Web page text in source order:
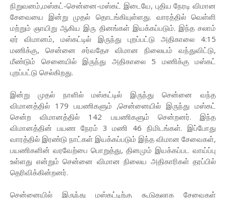
நிறுவனம்,மஸ்கட்-சென்னை-மஸ்கட் இடையே, புதிய நேரடி விமான
சேவையை இன்று முதல் தொடங்கியுள்ளது. வாரத்தில் வெள்ளி
மற்றும் ஞாயிறு ஆகிய இரு தினங்கள் இயக்கப்படும். இந்த சலாம்
ஏர் விமானம், மஸ்கட்டில் இருந்து புறப்பட்டு அதிகாலை 4:15
மணிக்கு, சென்னை சர்வதேச விமான நிலையம் வந்துவிட்டு,
மீண்டும் செனையில் இருந்து அதிகாலை 5 மணிக்கு மஸ்கட்
புறப்பட்டு செல்கிறது.
இன்று முதல் நாளில் மஸ்கட்டில் இருந்து சென்னை வந்த
விமானத்தில் 179 பயணிகளும் ,சென்னையில் இருந்து மஸ்கட்
சென்ற விமானத்தில் 142 பயணிகளும் சென்றனர். இந்த
விமானத்தின் பயண நேரம் 3 மணி 46 நிமிடங்கள். இப்போது
வாரத்தில் இரண்டு நாட்கள் இயக்கப்படும் இந்த விமான சேவைகள்,
பயணிகளின் வரவேற்பை பொறுத்து, தினமும் இயக்கப்பட வாய்ப்பு
உள்ளது என்றும் சென்னை விமான நிலைய அதிகாரிகள் தரப்பில்
தெரிவிக்கின்றனர்.
சென்னையில் இருந்து மஸ்கட்டிற்கு கூடுதலாக சேவைகள்